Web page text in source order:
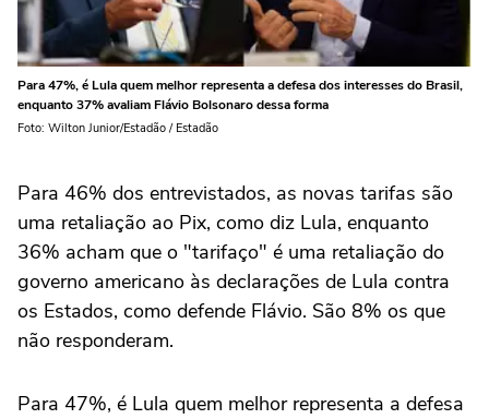
Para 47%, é Lula quem melhor representa a defesa dos interesses do Brasil,
enquanto 37% avaliam Flávio Bolsonaro dessa forma
Foto: Wilton Junior/Estadão / Estadão
Para 46% dos entrevistados, as novas tarifas são
uma retaliação ao Pix, como diz Lula, enquanto
36% acham que o "tarifaço" é uma retaliação do
governo americano às declarações de Lula contra
os Estados, como defende Flávio. São 8% os que
não responderam.
Para 47%, é Lula quem melhor representa a defesa